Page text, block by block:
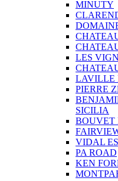
MINUTY
LES
LAVILLE
PIERRE
SICILIA
VIDAL
PA ROAD
KEN